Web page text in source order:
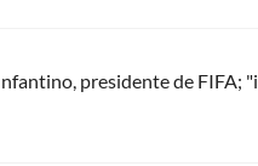
presidente de